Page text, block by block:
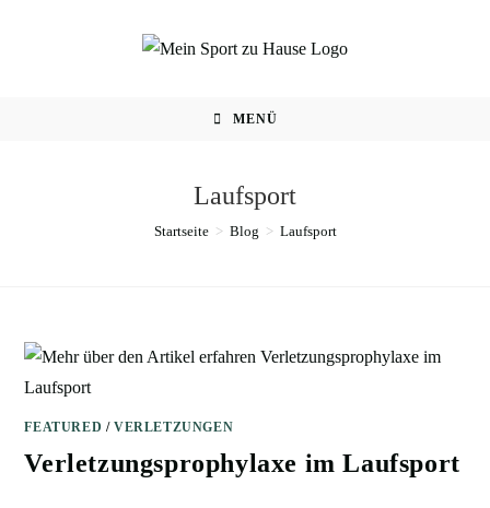
MENÜ
Laufsport
Startseite > Blog > Laufsport
FEATURED /VERLETZUNGEN
Verletzungsprophylaxe im Laufsport